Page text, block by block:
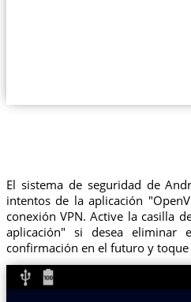
El sistema de seguridad de
intentos de la aplicación
conexión VPN. Active la casilla
aplicación" si desea eliminar
confirmación en el futuro y toque